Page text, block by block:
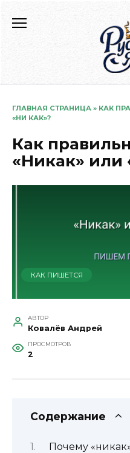
содержанию
ГЛАВНАЯ СТРАНИЦА » КАК
«НИ КАК»?
Как
«Никак» или
КАК ПИШЕТСЯ
АВТОР
Ковалёв Андрей
ПРОСМОТРОВ
2
Содержание
Почему